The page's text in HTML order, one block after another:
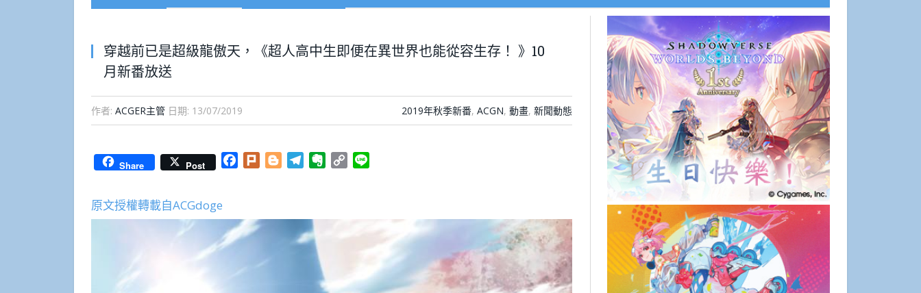
穿越前已是超級龍傲天，《超人高中生即便在異世界也能從容生存！ 》10
月新番放送
作者: ACGER主管 日期: 13/07/2019 2019年秋季新番, ACGN, 動畫, 新聞動態
Share Post Facebook
Plurk BloggerTelegramEvernote
Copy
原文授權轉載自ACGdoge